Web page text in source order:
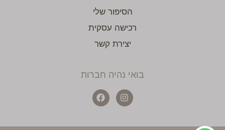
הסיפור שלי
רכישה עסקית
יצירת קשר
בואי נהיה חברות